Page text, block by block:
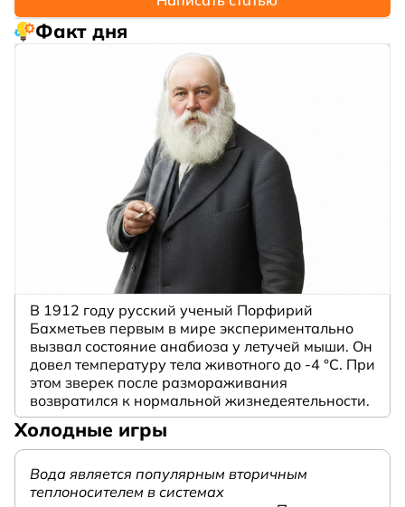
Факт дня
В 1912 году русский ученый Порфирий
Бахметьев первым в мире экспериментально
вызвал состояние анабиоза у летучей мыши. Он
довел температуру тела животного до -4 °C. При
этом зверек после размораживания
возвратился к нормальной жизнедеятельности.
Холодные игры
Вода является популярным вторичным
теплоносителем в системах